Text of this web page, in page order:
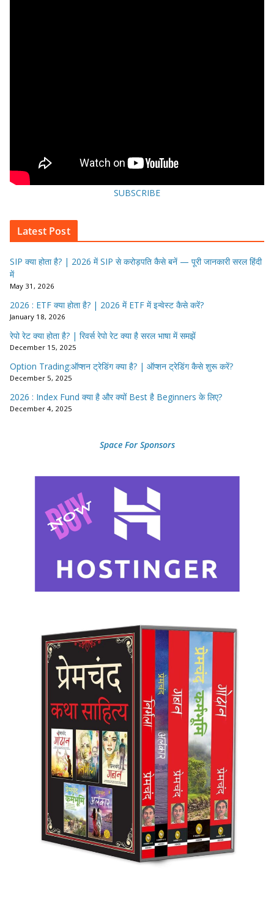
SUBSCRIBE
Latest Post
SIP क्या होता है? | 2026 में SIP से करोड़पति कैसे बनें — पूरी जानकारी सरल हिंदी
में
May 31, 2026
2026 : ETF क्या होता है? | 2026 में ETF में इन्वेस्ट कैसे करें?
January 18, 2026
रेपो रेट क्या होता है? | रिवर्स रेपो रेट क्या है सरल भाषा में समझें
December 15, 2025
Option Trading:ऑप्शन ट्रेडिंग क्या है? | ऑप्शन ट्रेडिंग कैसे शुरू करें?
December 5, 2025
2026 : Index Fund क्या है और क्यों Best है Beginners के लिए?
December 4, 2025
Space For Sponsors